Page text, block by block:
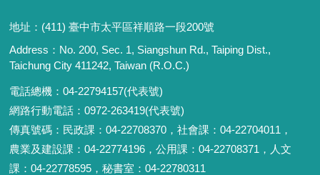
地址：(411) 臺中市太平區祥順路一段200號
Address：No. 200, Sec. 1, Siangshun Rd., Taiping Dist.,
Taichung City 411242, Taiwan (R.O.C.)
電話總機：04-22794157(代表號)
網路行動電話：0972-263419(代表號)
傳真號碼：民政課：04-22708370，社會課：04-22704011，
農業及建設課：04-22774196，公用課：04-22708371，人文
課：04-22778595，秘書室：04-22780311